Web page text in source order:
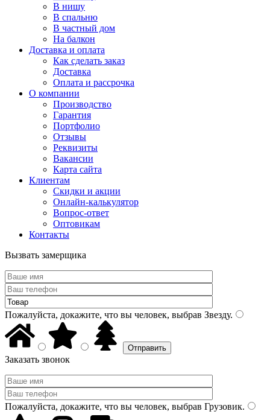
В нишу
В спальню
В частный дом
На балкон
Доставка и оплата
Как сделать заказ
Доставка
Оплата и рассрочка
О компании
Производство
Гарантия
Портфолио
Отзывы
Реквизиты
Вакансии
Карта сайта
Клиентам
Скидки и акции
Онлайн-калькулятор
Вопрос-ответ
Оптовикам
Контакты
Вызвать замерщика
Пожалуйста, докажите, что вы человек, выбрав Звезду.
Заказать звонок
Пожалуйста, докажите, что вы человек, выбрав Грузовик.